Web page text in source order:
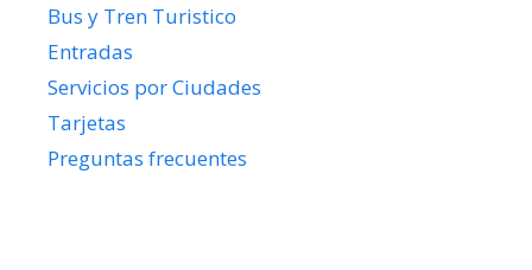
Bus y Tren Turistico
Entradas
Servicios por Ciudades
Tarjetas
Preguntas frecuentes